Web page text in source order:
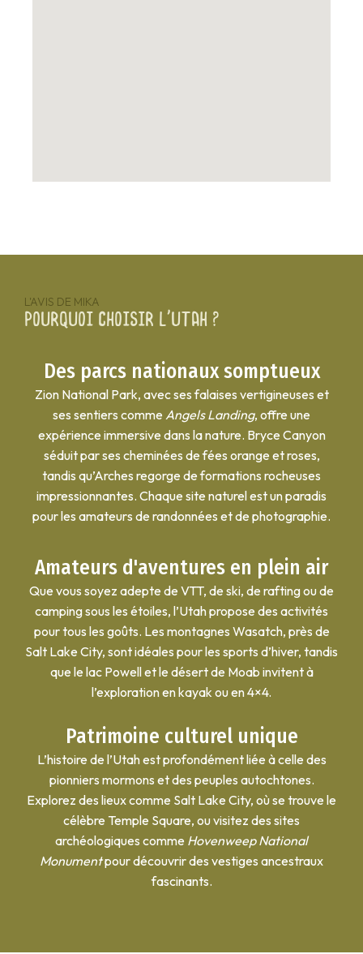
L'AVIS DE MIKA
Pourquoi choisir l'Utah ?
Des parcs nationaux somptueux
Zion National Park, avec ses falaises vertigineuses et
ses sentiers comme Angels Landing, offre une
expérience immersive dans la nature. Bryce Canyon
séduit par ses cheminées de fées orange et roses,
tandis qu’Arches regorge de formations rocheuses
impressionnantes. Chaque site naturel est un paradis
pour les amateurs de randonnées et de photographie.
Amateurs d'aventures en plein air
Que vous soyez adepte de VTT, de ski, de rafting ou de
camping sous les étoiles, l’Utah propose des activités
pour tous les goûts. Les montagnes Wasatch, près de
Salt Lake City, sont idéales pour les sports d’hiver, tandis
que le lac Powell et le désert de Moab invitent à
l’exploration en kayak ou en 4×4.
Patrimoine culturel unique
L’histoire de l’Utah est profondément liée à celle des
pionniers mormons et des peuples autochtones.
Explorez des lieux comme Salt Lake City, où se trouve le
célèbre Temple Square, ou visitez des sites
archéologiques comme Hovenweep National
Monumentpour découvrir des vestiges ancestraux
fascinants.